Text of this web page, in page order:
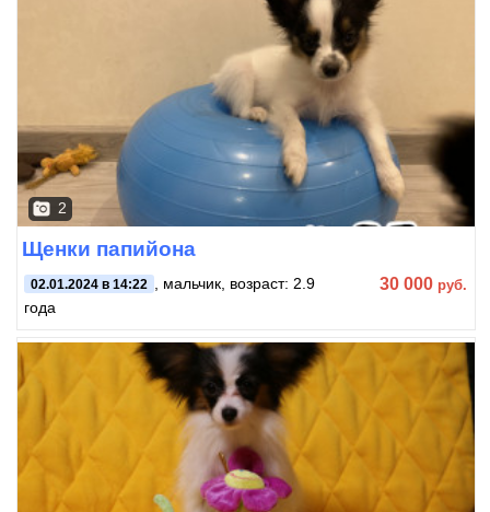
2
Щенки папийона
02.01.2024 в 14:22 , мальчик, возраст: 2.9
года
30 000 руб.